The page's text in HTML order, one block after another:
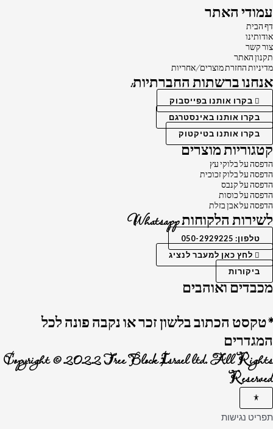
עמודי האתר
דף הבית
אודותינו
צור קשר
תקנון האתר
מדיניות החזרת מוצרים/אחריות
אנחנו ברשתות החברתיות:
בקרו אותנו בפייסבוק
בקרו אותנו באינסטרגם
בקרו אותנו בטיקטוק
קטגוריות מוצרים
הדפסה על בלוקי עץ
הדפסה על בלוק זכוכית
הדפסה על קנבס
הדפסה על כוסות
הדפסה על אבן בזלת
לשירות הלקוחות Whatsapp
טלפון: 050-2929225
לחץ כאן למעבר לנציג
ביקורות
מכבדים ואוהבים
*טקסט הכתוב בלשון זכר או נקבה פונה לכל
המגדרים
Copyright © 2022 Tree Block Israel ltd. All Rights
Reserved
תפריט נגישות